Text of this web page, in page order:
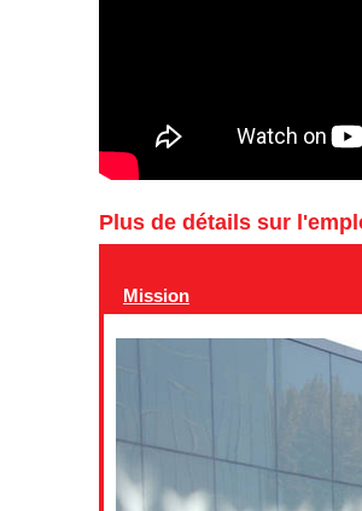
Plus de détails sur
Mission